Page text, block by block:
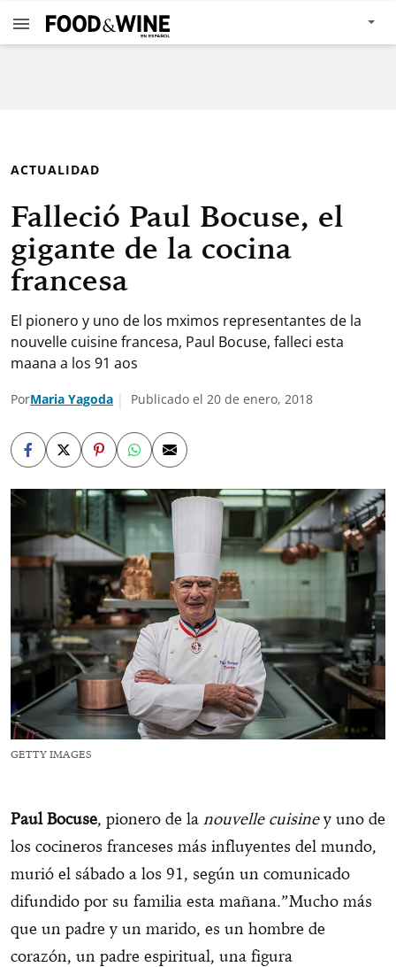
ACTUALIDAD
Falleció Paul Bocuse, el
gigante de la cocina
francesa
El pionero y uno de los mximos representantes de la
nouvelle cuisine francesa, Paul Bocuse, falleci esta
maana a los 91 aos
PorMaria Yagoda Publicado el 20 de enero, 2018
GETTY IMAGES
Paul Bocuse, pionero de la nouvelle cuisiney uno de
los cocineros franceses más influyentes del mundo,
murió el sábado a los 91, según un comunicado
difundido por su familia esta mañana.”Mucho más
que un padre y un marido, es un hombre de
corazón, un padre espiritual, una figura